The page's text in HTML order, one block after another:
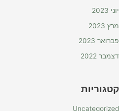
יוני 2023
מרץ 2023
פברואר 2023
דצמבר 2022
קטגוריות
Uncategorized